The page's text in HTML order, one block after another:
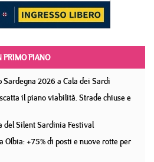
PRIMO PIANO
Sardegna 2026 a Cala dei Sardi
il piano viabilità. Strade chiuse e
del Silent Sardinia Festival
Olbia: +75% di posti e nuove rotte per